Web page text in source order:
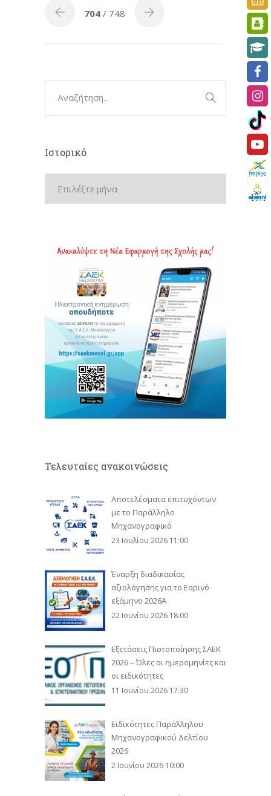
704 / 748
Ιστορικό
Τελευταίες ανακοινώσεις
Αποτελέσματα επιτυχόντων
με το Παράλληλο
Μηχανογραφικό
23 Ιουλίου 2026 11:00
Έναρξη διαδικασίας
αξιολόγησης για το Εαρινό
εξάμηνο 2026Α
22 Ιουνίου 2026 18:00
Εξετάσεις Πιστοποίησης ΣΑΕΚ
2026 – Όλες οι ημερομηνίες και
οι ειδικότητες
11 Ιουνίου 2026 17:30
Ειδικότητες Παράλληλου
Μηχανογραφικού Δελτίου
2026
2 Ιουνίου 2026 10:00